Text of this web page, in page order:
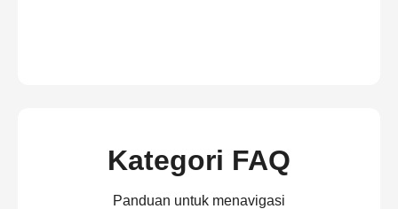
Kategori FAQ
Panduan untuk menavigasi